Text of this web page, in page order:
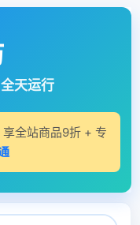
天运行
享全站商品9折 + 专